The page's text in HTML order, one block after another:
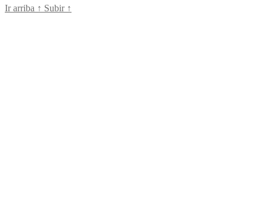
Ir arriba ↑ Subir ↑